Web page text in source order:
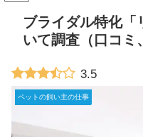
ブライダル特化「
いて調査（口コミ
3.5
ペットの飼い主の仕事